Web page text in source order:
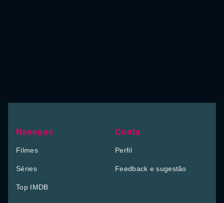
Navegue
Filmes
Séries
Top IMDB
Conta
Perfil
Feedback e sugestão